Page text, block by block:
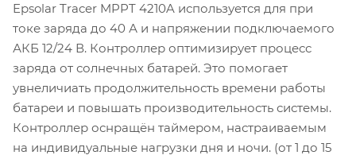
Epsolar Tracer MPPT 4210A используется для при
токе заряда до 40 А и напряжении подключаемого
АКБ 12/24 В. Контроллер оптимизирует процесс
заряда от солнечных батарей. Это помогает
увнеличиать продолжительность времени работы
батареи и повышать производительность системы.
Контроллер оснращён таймером, настраиваемым
на индивидуальные нагрузки дня и ночи. (от 1 до 15